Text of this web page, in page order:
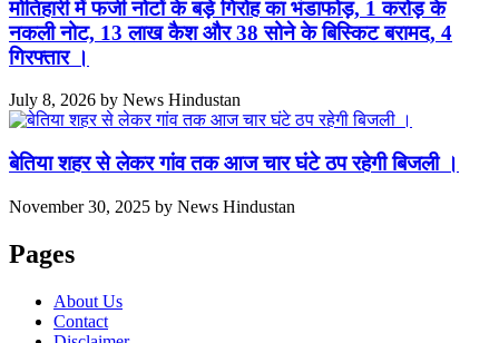
मोतिहारी में फर्जी नोटों के बड़े गिरोह का भंडाफोड़, 1 करोड़ के
नकली नोट, 13 लाख कैश और 38 सोने के बिस्किट बरामद, 4
गिरफ्तार ।
July 8, 2026 by News Hindustan
बेतिया शहर से लेकर गांव तक आज चार घंटे ठप रहेगी बिजली ।
November 30, 2025 by News Hindustan
Pages
About Us
Contact